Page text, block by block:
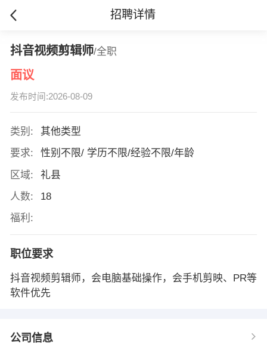
招聘详情
抖音视频剪辑师/全职
面议
发布时间:2026-08-09
类别:
其他类型
要求:
性别不限/ 学历不限/经验不限/年龄
区域:
礼县
人数:
18
福利:
职位要求
抖音视频剪辑师，会电脑基础操作，会手机剪映、PR等
软件优先
公司信息